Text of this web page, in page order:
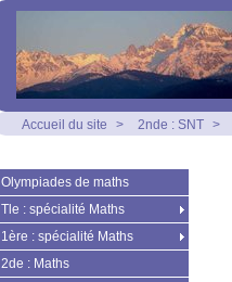
Accueil du site > 2nde : SNT >
Olympiades de maths
Tle : spécialité Maths
1ère : spécialité Maths
2de : Maths